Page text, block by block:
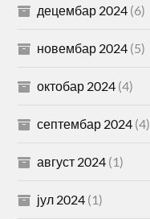
децембар 2024 (6)
новембар 2024 (5)
октобар 2024 (4)
септембар 2024 (4)
август 2024 (1)
јул 2024 (1)